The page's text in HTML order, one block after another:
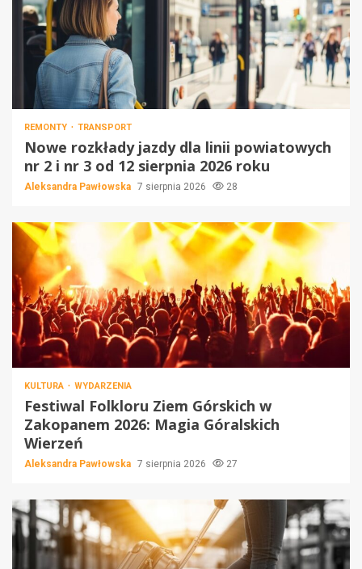
REMONTY TRANSPORT
Nowe rozkłady jazdy dla linii powiatowych
nr 2 i nr 3 od 12 sierpnia 2026 roku
Aleksandra Pawłowska 7 sierpnia 2026 28
KULTURA WYDARZENIA
Festiwal Folkloru Ziem Górskich w
Zakopanem 2026: Magia Góralskich
Wierzeń
Aleksandra Pawłowska 7 sierpnia 2026 27